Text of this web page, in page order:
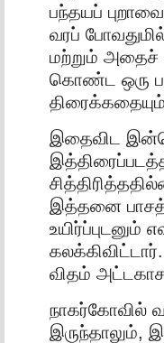
பந்தயப்
வரப்
மற்றும் அதைச்
கொண்ட ஒரு
இதைவிட
இத்தனை
உயிர்ப்புடனும்
விதம்
நாகர்கோவில்
இருந்தாலும்,